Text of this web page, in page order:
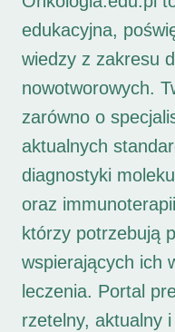
edukacyjna,
wiedzy z zakresu
nowotworowych.
zarówno o
aktualnych
diagnostyki
oraz
którzy potrzebują
wspierających ich
leczenia. Portal
rzetelny, aktualny